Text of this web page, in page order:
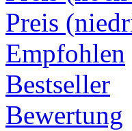
Preis
Empfohlen
Bestseller
Bewertung